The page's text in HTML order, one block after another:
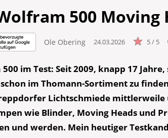
500 Moving
Ole Obering 24.03.2026 5 / 5
im Test: Seit 2009, knapp 17
im Thomann-Sortiment zu
Lichtschmiede mittlerweile
wie Blinder, Moving Heads und
und werden. Mein heutiger